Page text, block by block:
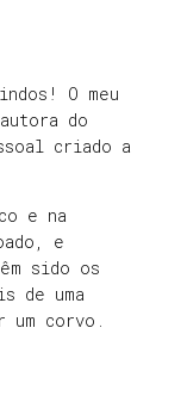
O meu
do
criado a
e na
e
sido os
de uma
um corvo.